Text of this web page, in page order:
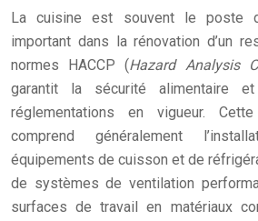
La cuisine est souvent le poste
important dans la rénovation d’un
normes HACCP (Hazard Analysis
garantit la sécurité alimentaire
réglementations en vigueur.
comprend généralement
équipements de cuisson et de
de systèmes de ventilation
surfaces de travail en matériaux